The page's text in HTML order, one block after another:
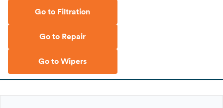
Go to Filtration
Go to Repair
Go to Wipers